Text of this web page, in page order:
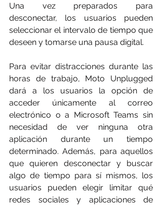
Una vez preparados para
desconectar, los usuarios pueden
seleccionar el intervalo de tiempo que
deseen y tomarse una pausa digital.
Para evitar distracciones durante las
horas de trabajo, Moto Unplugged
dará a los usuarios la opción de
acceder únicamente al correo
electrónico o a Microsoft Teams sin
necesidad de ver ninguna otra
aplicación durante un tiempo
determinado. Además, para aquellos
que quieren desconectar y buscar
algo de tiempo para sí mismos, los
usuarios pueden elegir limitar qué
redes sociales y aplicaciones de